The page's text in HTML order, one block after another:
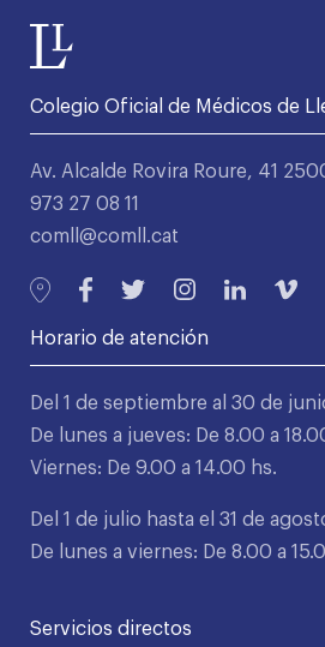
Colegio Oficial de Médicos de
Av. Alcalde Rovira Roure, 41
973 27 08 11
comll@comll.cat
Horario de atención
Del 1 de septiembre al 30 de
De lunes a jueves: De 8.00 a
Viernes: De 9.00 a 14.00 hs.
Del 1 de julio hasta el 31 de
De lunes a viernes: De 8.00 a
Servicios directos